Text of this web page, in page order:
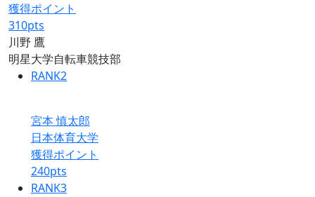
獲得ポイント
310pts
川野 鷹
明星大学自転車競技部
RANK2
宮本 慎太郎
日本体育大学
獲得ポイント
240pts
RANK3